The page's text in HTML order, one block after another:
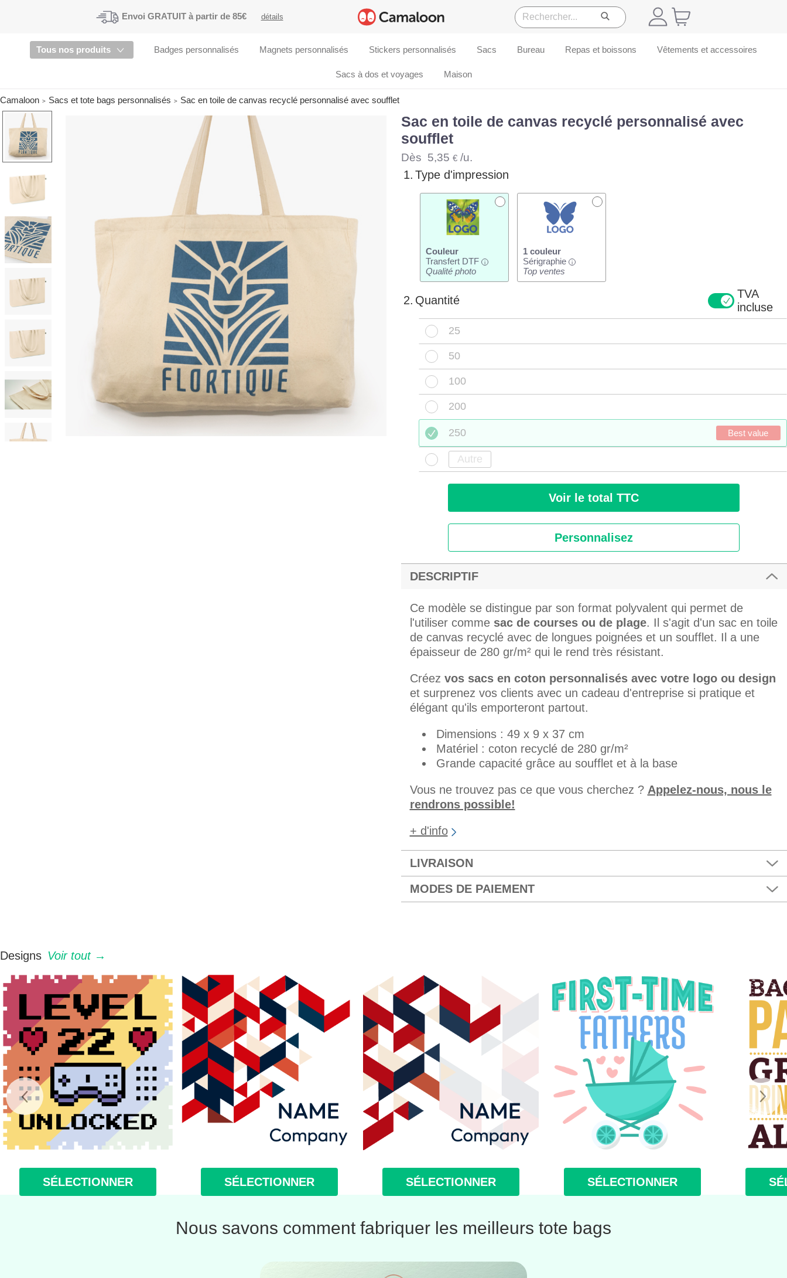
Envoi GRATUIT à partir de 85€ détails
Tous nos produits Badges personnalisés Magnets personnalisés Stickers personnalisés Sacs Bureau Repas et boissons Vêtements et accessoires
Sacs à dos et voyages Maison
Camaloon Sacs et tote bags personnalisés Sac en toile de canvas recyclé personnalisé avec soufflet
Sac en toile de canvas recyclé personnalisé avec
soufflet
Dès 5,35 €/u.
1. Type d'impression
Couleur
Transfert DTF
i
Qualité photo
1 couleur
Sérigraphie
i
Top ventes
2. Quantité
TVA
incluse
25
50
100
200
250 Best value
Voir le total TTC
Personnalisez
DESCRIPTIF
Ce modèle se distingue par son format polyvalent qui permet de
l'utiliser comme sac de courses ou de plage. Il s'agit d'un sac en toile
de canvas recyclé avec de longues poignées et un soufflet. Il a une
épaisseur de 280 gr/m² qui le rend très résistant.
Créez vos sacs en coton personnalisés avec votre logo ou design
et surprenez vos clients avec un cadeau d'entreprise si pratique et
élégant qu'ils emporteront partout.
Dimensions : 49 x 9 x 37 cm
Matériel : coton recyclé de 280 gr/m²
Grande capacité grâce au soufflet et à la base
Vous ne trouvez pas ce que vous cherchez ? Appelez-nous, nous le
rendrons possible!
+ d'info
LIVRAISON
MODES DE PAIEMENT
Designs Voir tout →
SÉLECTIONNER SÉLECTIONNER SÉLECTIONNER SÉLECTIONNER
Nous savons comment fabriquer les meilleurs tote bags